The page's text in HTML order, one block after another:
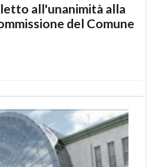
all'unanimità alla
del Comune